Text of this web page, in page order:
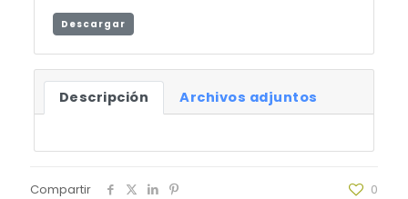
Descargar
Descripción Archivos adjuntos
Compartir 0